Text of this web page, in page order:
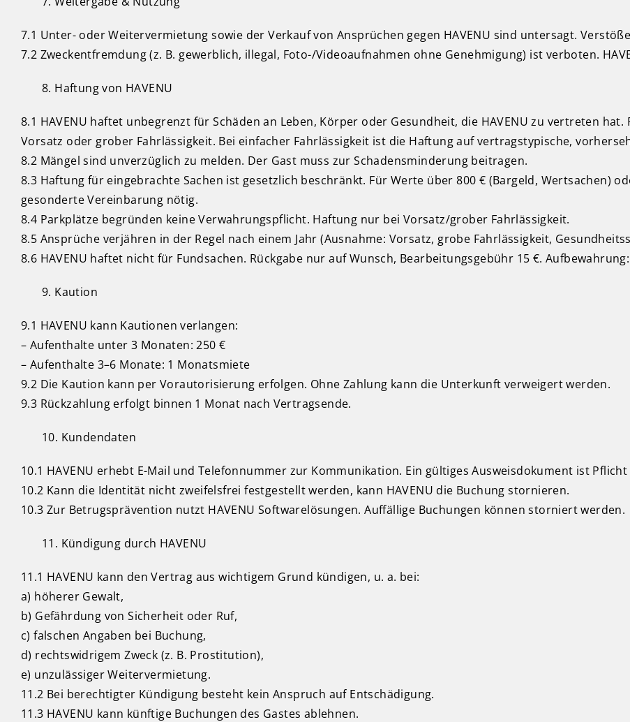
7.1 Unter- oder Weitervermietung sowie der Verkauf von Ansprüchen gegen HAVENU sind untersagt.
7.2 Zweckentfremdung (z. B. gewerblich, illegal, Foto-/Videoaufnahmen ohne Genehmigung) ist verboten.
Haftung von HAVENU
8.1 HAVENU haftet unbegrenzt für Schäden an Leben, Körper oder Gesundheit, die HAVENU zu vertreten
Vorsatz oder grober Fahrlässigkeit. Bei einfacher Fahrlässigkeit ist die Haftung auf vertragstypische,
8.2 Mängel sind unverzüglich zu melden. Der Gast muss zur Schadensminderung beitragen.
8.3 Haftung für eingebrachte Sachen ist gesetzlich beschränkt. Für Werte über 800 € (Bargeld, Wertsachen)
gesonderte Vereinbarung nötig.
8.4 Parkplätze begründen keine Verwahrungspflicht. Haftung nur bei Vorsatz/grober Fahrlässigkeit.
8.5 Ansprüche verjähren in der Regel nach einem Jahr (Ausnahme: Vorsatz, grobe Fahrlässigkeit,
8.6 HAVENU haftet nicht für Fundsachen. Rückgabe nur auf Wunsch, Bearbeitungsgebühr 15 €.
Kaution
9.1 HAVENU kann Kautionen verlangen:
– Aufenthalte unter 3 Monaten: 250 €
– Aufenthalte 3–6 Monate: 1 Monatsmiete
9.2 Die Kaution kann per Vorautorisierung erfolgen. Ohne Zahlung kann die Unterkunft verweigert werden.
9.3 Rückzahlung erfolgt binnen 1 Monat nach Vertragsende.
Kundendaten
10.1 HAVENU erhebt E-Mail und Telefonnummer zur Kommunikation. Ein gültiges Ausweisdokument ist Pflicht
10.2 Kann die Identität nicht zweifelsfrei festgestellt werden, kann HAVENU die Buchung stornieren.
10.3 Zur Betrugsprävention nutzt HAVENU Softwarelösungen. Auffällige Buchungen können storniert werden.
Kündigung durch HAVENU
11.1 HAVENU kann den Vertrag aus wichtigem Grund kündigen, u. a. bei:
a) höherer Gewalt,
b) Gefährdung von Sicherheit oder Ruf,
c) falschen Angaben bei Buchung,
d) rechtswidrigem Zweck (z. B. Prostitution),
e) unzulässiger Weitervermietung.
11.2 Bei berechtigter Kündigung besteht kein Anspruch auf Entschädigung.
11.3 HAVENU kann künftige Buchungen des Gastes ablehnen.